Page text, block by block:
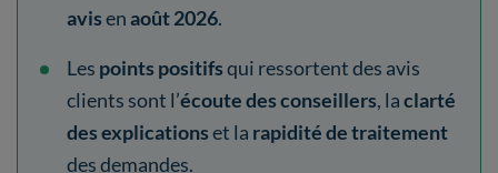
avisenaoût 2026.
Les points positifsqui ressortent des avis
clients sont l’écoute des conseillers, laclarté
des explicationset la rapidité de traitement
des demandes.